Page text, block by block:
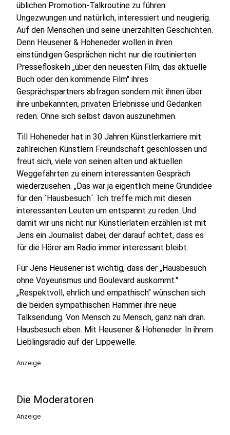
üblichen Promotion-Talkroutine zu führen.
Ungezwungen und natürlich, interessiert und neugierig.
Auf den Menschen und seine unerzählten Geschichten.
Denn Heusener & Hoheneder wollen in ihren
einstündigen Gesprächen nicht nur die routinierten
Pressefloskeln „über den neuesten Film, das aktuelle
Buch oder den kommende Film" ihres
Gesprächspartners abfragen sondern mit ihnen über
ihre unbekannten, privaten Erlebnisse und Gedanken
reden. Ohne sich selbst davon auszunehmen.
Till Hoheneder hat in 30 Jahren Künstlerkarriere mit
zahlreichen Künstlern Freundschaft geschlossen und
freut sich, viele von seinen alten und aktuellen
Weggefährten zu einem interessanten Gespräch
wiederzusehen. „Das war ja eigentlich meine Grundidee
für den `Hausbesuch´. Ich treffe mich mit diesen
interessanten Leuten um entspannt zu reden. Und
damit wir uns nicht nur Künstlerlatein erzählen ist mit
Jens ein Journalist dabei, der darauf achtet, dass es
für die Hörer am Radio immer interessant bleibt.
Für Jens Heusener ist wichtig, dass der „Hausbesuch
ohne Voyeurismus und Boulevard auskommt."
„Respektvoll, ehrlich und empathisch" wünschen sich
die beiden sympathischen Hammer ihre neue
Talksendung. Von Mensch zu Mensch, ganz nah dran.
Hausbesuch eben. Mit Heusener & Hoheneder. In ihrem
Lieblingsradio auf der Lippewelle.
Anzeige
Die Moderatoren
Anzeige